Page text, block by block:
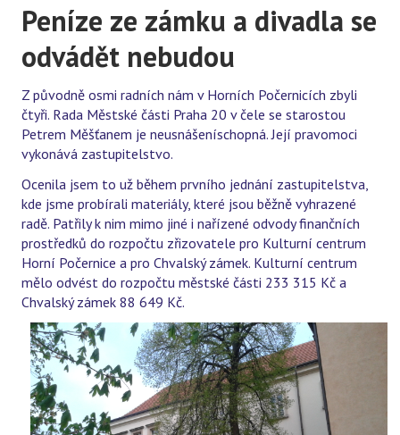
Peníze ze zámku a divadla se
odvádět nebudou
Z původně osmi radních nám v Horních Počernicích zbyli
čtyři. Rada Městské části Praha 20 v čele se starostou
Petrem Měšťanem je neusnášeníschopná. Její pravomoci
vykonává zastupitelstvo.
Ocenila jsem to už během prvního jednání zastupitelstva,
kde jsme probírali materiály, které jsou běžně vyhrazené
radě. Patřily k nim mimo jiné i nařízené odvody finančních
prostředků do rozpočtu zřizovatele pro Kulturní centrum
Horní Počernice a pro Chvalský zámek. Kulturní centrum
mělo odvést do rozpočtu městské části 233 315 Kč a
Chvalský zámek 88 649 Kč.